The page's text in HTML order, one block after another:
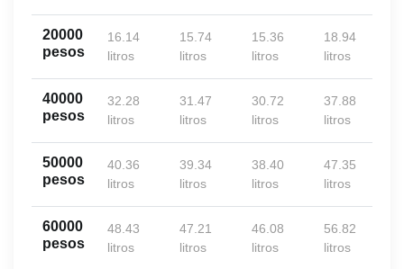
20000
pesos
16.14
litros
15.74
litros
15.36
litros
18.94
litros
40000
pesos
32.28
litros
31.47
litros
30.72
litros
37.88
litros
50000
pesos
40.36
litros
39.34
litros
38.40
litros
47.35
litros
60000
pesos
48.43
litros
47.21
litros
46.08
litros
56.82
litros